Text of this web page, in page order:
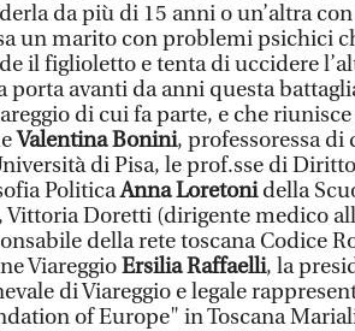
da più di 15 anni o un’altra
un marito con problemi psichici
il figlioletto e tenta di uccidere
porta avanti da anni questa
di cui fa parte, e che
Valentina Bonini, professoressa
di Pisa, le prof.sse di
PoliticaAnna Loretonidella
Vittoria Doretti (dirigente medico
della rete toscana Codice
ViareggioErsilia Raffaelli, la
di Viareggio e legale
of Europe" in Toscana